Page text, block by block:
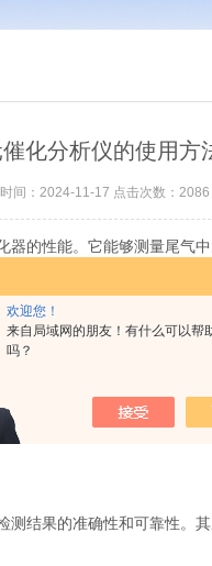
欢迎您！
来自局域网的朋友！有什么可以帮
吗？
化分析仪的使用方
间：2024-11-17 点击次数：2086
性能。它能够测量尾气
连接分析仪与车辆的尾
以评估车辆的尾气排放
果的准确性和可靠性。